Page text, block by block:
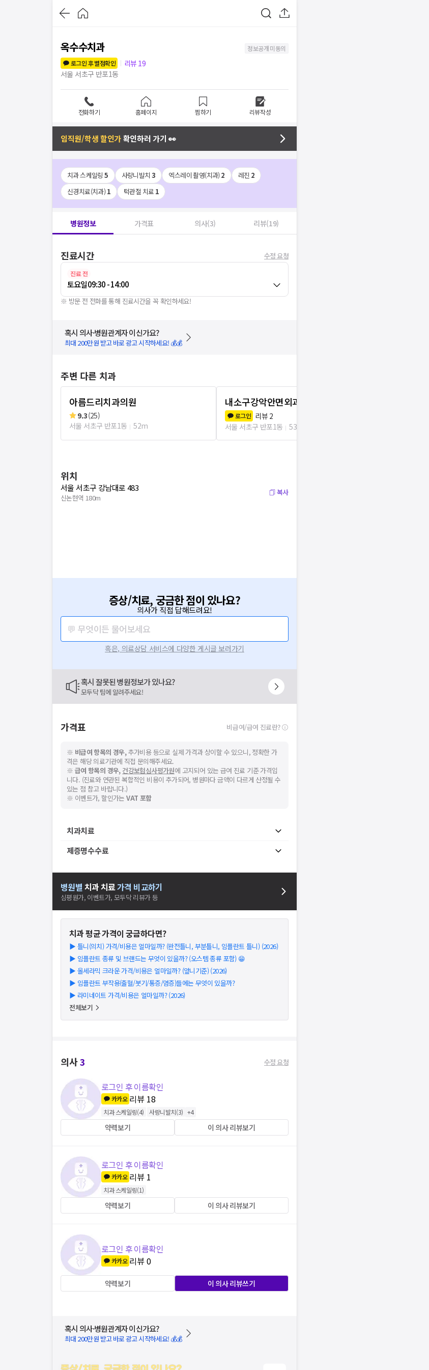
옥수수치과
정보공개 미동의
로그인 후 별점확인
리뷰 19
서울 서초구 반포1동
전화하기 홈페이지 찜하기 리뷰작성
임직원/학생 할인가확인하러 가기 👀
치과 스케일링 5 사랑니발치 3 엑스레이 촬영(치과)2 레진 2
신경치료(치과)1 턱관절 치료 1
병원정보 가격표 의사(3) 리뷰(19)
진료시간 수정 요청
진료 전
토요일09:30 - 14:00
※ 방문 전 전화를 통해 진료시간을 꼭 확인하세요!
혹시 의사·병원관계자 이신가요?
최대 200만원 받고 바로 광고 시작하세요! 💰💰
주변 다른 치과
아름드리치과의원
9.3(25)
서울 서초구 반포1동
52m
내소구강악안면외과치과의원
로그인 리뷰 2
서울 서초구 반포1동
53m
위치
서울 서초구 강남대로 483
신논현역 180m
복사
증상/치료, 궁금한 점이 있나요?
의사가 직접 답해드려요!
💬 무엇이든 물어보세요
혹은, 의료상담 서비스에 다양한 게시글 보러가기
혹시 잘못된 병원정보가 있나요?
모두닥 팀에 알려주세요!
가격표 비급여/급여 진료란?
※ 비급여 항목의 경우,추가비용 등으로 실제 가격과 상이할 수 있으니, 정확한 가
격은 해당 의료기관에 직접 문의해주세요.
※ 급여 항목의 경우, 건강보험심사평가원에 고지되어 있는 급여 진료 기준 가격입
니다. (진료와 연관된 복합적인 비용이 추가되어, 병원마다 금액이 다르게 산정될 수
있는 점 참고 바랍니다.)
※ 이벤트가, 할인가는VAT 포함
치과치료
제증명수수료
병원별 치과치료가격 비교하기
심평원가, 이벤트가, 모두닥 리뷰가 등
치과평균 가격이 궁금하다면?
▶ 틀니(의치) 가격/비용은 얼마일까? (완전틀니, 부분틀니, 임플란트 틀니) (2026)
▶ 임플란트 종류 및 브랜드는 무엇이 있을까? (오스템 종류 포함) 😁
▶ 올세라믹 크라운 가격/비용은 얼마일까? (앞니기준) (2026)
▶ 임플란트 부작용(출혈/붓기/통증/염증)들에는 무엇이 있을까?
▶ 라미네이트 가격/비용은 얼마일까? (2026)
전체보기
의사3 수정 요청
로그인 후 이름확인
카카오 리뷰 18
치과 스케일링(4) 사랑니발치(3) +4
약력보기 이 의사 리뷰보기
로그인 후 이름확인
카카오 리뷰 1
치과 스케일링(1)
약력보기 이 의사 리뷰보기
로그인 후 이름확인
카카오 리뷰0
약력보기 이 의사 리뷰쓰기
혹시 의사·병원관계자 이신가요?
최대 200만원 받고 바로 광고 시작하세요! 💰💰